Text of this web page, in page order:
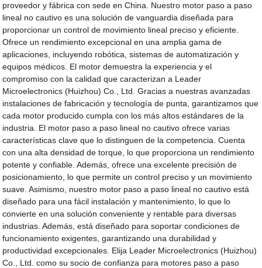
proveedor y fábrica con sede en China. Nuestro motor paso a paso
lineal no cautivo es una solución de vanguardia diseñada para
proporcionar un control de movimiento lineal preciso y eficiente.
Ofrece un rendimiento excepcional en una amplia gama de
aplicaciones, incluyendo robótica, sistemas de automatización y
equipos médicos. El motor demuestra la experiencia y el
compromiso con la calidad que caracterizan a Leader
Microelectronics (Huizhou) Co., Ltd. Gracias a nuestras avanzadas
instalaciones de fabricación y tecnología de punta, garantizamos que
cada motor producido cumpla con los más altos estándares de la
industria. El motor paso a paso lineal no cautivo ofrece varias
características clave que lo distinguen de la competencia. Cuenta
con una alta densidad de torque, lo que proporciona un rendimiento
potente y confiable. Además, ofrece una excelente precisión de
posicionamiento, lo que permite un control preciso y un movimiento
suave. Asimismo, nuestro motor paso a paso lineal no cautivo está
diseñado para una fácil instalación y mantenimiento, lo que lo
convierte en una solución conveniente y rentable para diversas
industrias. Además, está diseñado para soportar condiciones de
funcionamiento exigentes, garantizando una durabilidad y
productividad excepcionales. Elija Leader Microelectronics (Huizhou)
Co., Ltd. como su socio de confianza para motores paso a paso